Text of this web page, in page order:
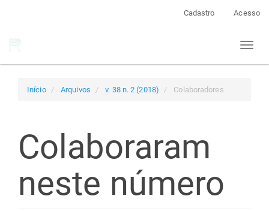
Cadastro Acesso
Toggle
Início Arquivos v. 38 n. 2 (2018) Colaboradores
Colaboraram
neste número